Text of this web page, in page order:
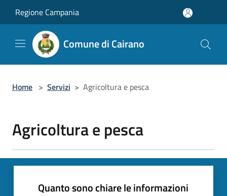
Regione Campania
Comune di Cairano
Home > Servizi > Agricoltura e pesca
Agricoltura e pesca
Quanto sono chiare le informazioni